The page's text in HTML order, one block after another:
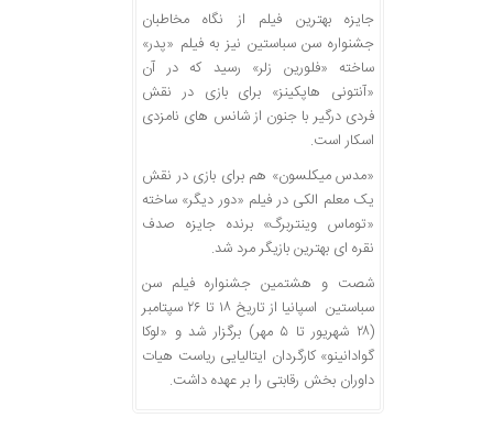
جایزه بهترین فیلم از نگاه مخاطبان
جشنواره سن سباستین نیز به فیلم «پدر»
ساخته «فلورین زلر» رسید که در آن
«آنتونی هاپکینز» برای بازی در نقش
فردی درگیر با جنون از شانس های نامزدی
اسکار است.
«مدس میکلسون» هم برای بازی در نقش
یک معلم الکی در فیلم «دور دیگر» ساخته
«توماس وینتربرگ» برنده جایزه صدف
نقره ای بهترین بازیگر مرد شد.
شصت و هشتمین جشنواره فیلم سن
سباستین اسپانیا از تاریخ ۱۸ تا ۲۶ سپتامبر
(۲۸ شهریور تا ۵ مهر) برگزار شد و «لوکا
گوادانینو» کارگردان ایتالیایی ریاست هیات
داوران بخش رقابتی را بر عهده داشت.